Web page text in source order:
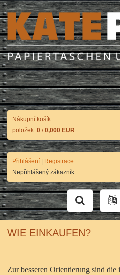
Nákupní košík:
položek: 0 /0,000 EUR
Přihlášení | Registrace
Nepřihlášený zákazník
WIE EINKAUFEN?
Zur besseren Orientierung sind die